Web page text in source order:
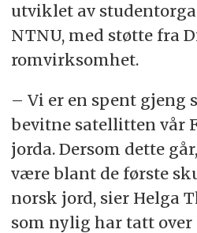
utviklet av
NTNU, med støtte fra
romvirksomhet.
– Vi er en spent gjeng
bevitne satellitten vår
jorda. Dersom dette
være blant de første
norsk jord, sier Helga
som nylig har tatt over